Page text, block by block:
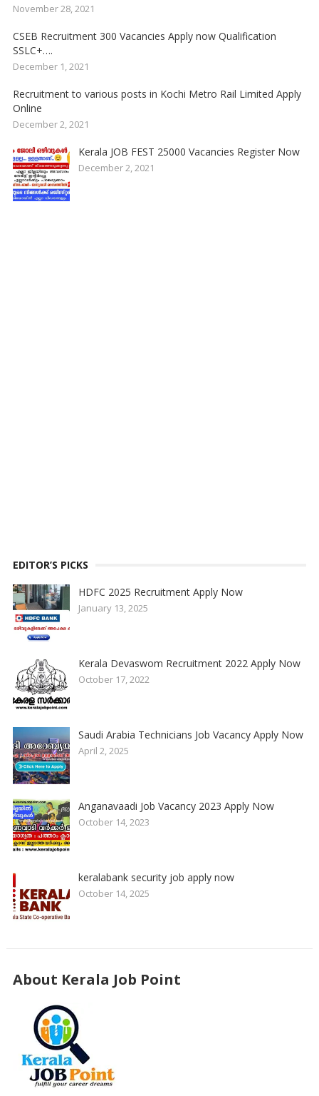
November 28, 2021
CSEB Recruitment 300 Vacancies Apply now Qualification
SSLC+….
December 1, 2021
Recruitment to various posts in Kochi Metro Rail Limited Apply
Online
December 2, 2021
Kerala JOB FEST 25000 Vacancies Register Now
December 2, 2021
EDITOR’S PICKS
HDFC 2025 Recruitment Apply Now
January 13, 2025
Kerala Devaswom Recruitment 2022 Apply Now
October 17, 2022
Saudi Arabia Technicians Job Vacancy Apply Now
April 2, 2025
Anganavaadi Job Vacancy 2023 Apply Now
October 14, 2023
keralabank security job apply now
October 14, 2025
About Kerala Job Point